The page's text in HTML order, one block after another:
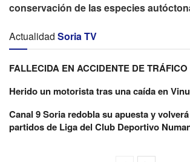
conservación de las especies
Actualidad Soria TV
FALLECIDA EN ACCIDENTE DE TRÁFICO
Herido un motorista tras una caída en
Canal 9 Soria redobla su apuesta y
partidos de Liga del Club Deportivo